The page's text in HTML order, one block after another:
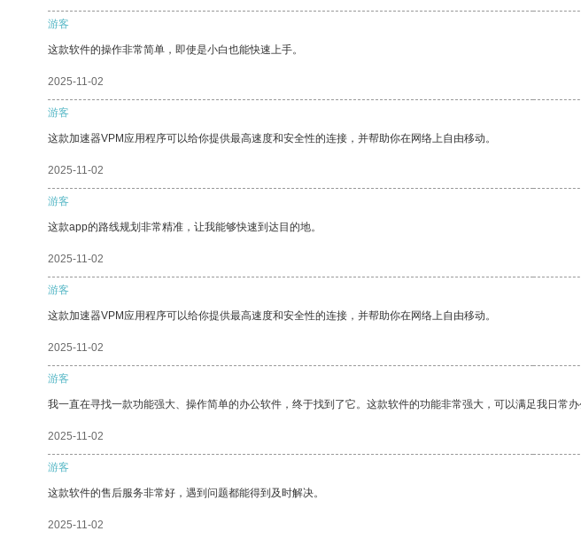
游客
这款软件的操作非常简单，即使是小白也能快速上手。
2025-11-02
游客
这款加速器VPM应用程序可以给你提供最高速度和安全性的连接，并帮助你在网络上自由移动。
2025-11-02
游客
这款app的路线规划非常精准，让我能够快速到达目的地。
2025-11-02
游客
这款加速器VPM应用程序可以给你提供最高速度和安全性的连接，并帮助你在网络上自由移动。
2025-11-02
游客
我一直在寻找一款功能强大、操作简单的办公软件，终于找到了它。这款软件的功能非常强大，可以满足我日常
2025-11-02
游客
这款软件的售后服务非常好，遇到问题都能得到及时解决。
2025-11-02